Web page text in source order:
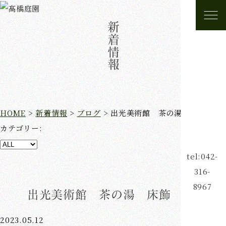
tel:042-
316-
8967
新着情報
HOME>新着情報 > ブログ> 出光美術館 茶の湯 床飾 13
カテゴリー:
出光美術館 茶の湯 床飾 13
2023.05.12